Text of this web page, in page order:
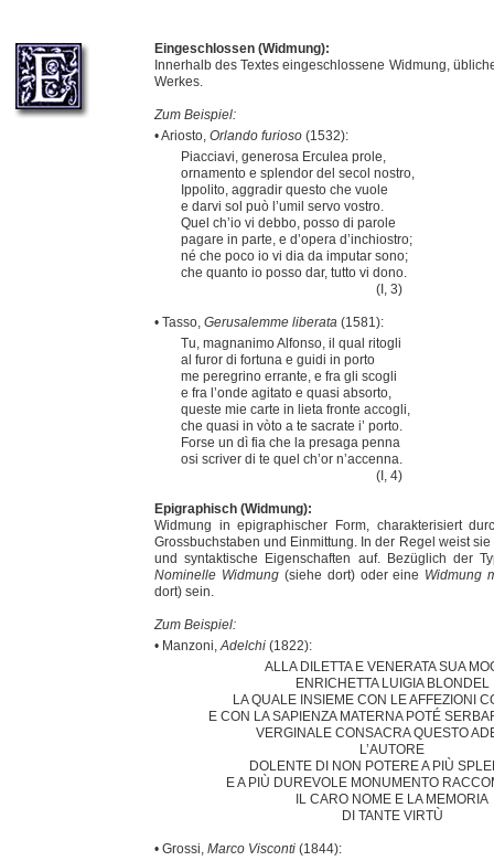
Eingeschlossen (Widmung):
Innerhalb des Textes eingeschlossene Widmung,
Werkes.
Zum Beispiel:
• Ariosto, Orlando furioso (1532):
Piacciavi, generosa Erculea prole,
ornamento e splendor del secol nostro,
Ippolito, aggradir questo che vuole
e darvi sol può l’umil servo vostro.
Quel ch’io vi debbo, posso di parole
pagare in parte, e d’opera d’inchiostro;
né che poco io vi dia da imputar sono;
che quanto io posso dar, tutto vi dono.
(I, 3)
• Tasso, Gerusalemme liberata (1581):
Tu, magnanimo Alfonso, il qual ritogli
al furor di fortuna e guidi in porto
me peregrino errante, e fra gli scogli
e fra l’onde agitato e quasi absorto,
queste mie carte in lieta fronte accogli,
che quasi in vòto a te sacrate i’ porto.
Forse un dì fia che la presaga penna
osi scriver di te quel ch’or n’accenna.
(I, 4)
Epigraphisch (Widmung):
Widmung in epigraphischer Form, charakterisiert
Grossbuchstaben und Einmittung. In der Regel weist
und syntaktische Eigenschaften auf. Bezüglich der
Nominelle Widmung (siehe dort) oder eine Widmung
dort) sein.
Zum Beispiel:
• Manzoni,Adelchi (1822):
ALLA DILETTA E VENERATA SUA
ENRICHETTA LUIGIA BLONDEL
LA QUALE INSIEME CON LE AFFEZIONI
E CON LA SAPIENZA MATERNA POTÉ
VERGINALE CONSACRA QUESTO
L’AUTORE
DOLENTE DI NON POTERE A PIÙ
E A PIÙ DUREVOLE MONUMENTO
IL CARO NOME E LA MEMORIA
DI TANTE VIRTÙ
• Grossi, Marco Visconti (1844):